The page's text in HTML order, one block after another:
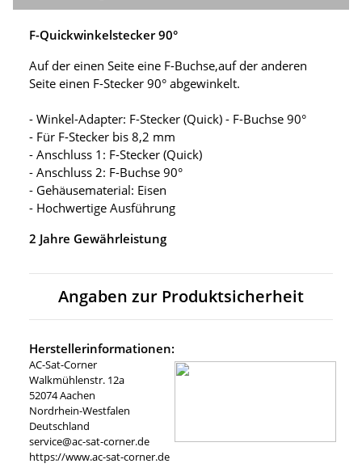
F-Quickwinkelstecker 90°
Auf der einen Seite eine F-Buchse,auf der anderen
Seite einen F-Stecker 90° abgewinkelt.
- Winkel-Adapter: F-Stecker (Quick) - F-Buchse 90°
- Für F-Stecker bis 8,2 mm
- Anschluss 1: F-Stecker (Quick)
- Anschluss 2: F-Buchse 90°
- Gehäusematerial: Eisen
- Hochwertige Ausführung
2 Jahre Gewährleistung
Angaben zur Produktsicherheit
Herstellerinformationen:
AC-Sat-Corner
Walkmühlenstr. 12a
52074 Aachen
Nordrhein-Westfalen
Deutschland
service@ac-sat-corner.de
https://www.ac-sat-corner.de